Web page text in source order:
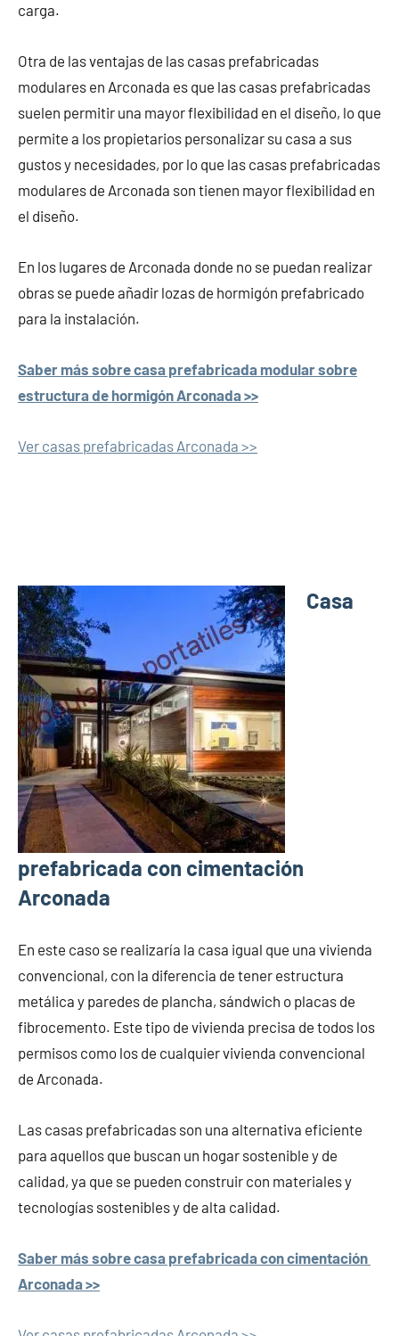
carga.
Otra de las ventajas de las casas prefabricadas
modulares en Arconada es que las casas prefabricadas
suelen permitir una mayor flexibilidad en el diseño, lo que
permite a los propietarios personalizar su casa a sus
gustos y necesidades, por lo que las casas prefabricadas
modulares de Arconada son tienen mayor flexibilidad en
el diseño.
En los lugares de Arconada donde no se puedan realizar
obras se puede añadir lozas de hormigón prefabricado
para la instalación.
Saber más sobre casa prefabricada modular sobre
estructura de hormigón Arconada >>
Ver casas prefabricadas Arconada >>
Casa
prefabricada con cimentación
Arconada
En este caso se realizaría la casa igual que una vivienda
convencional, con la diferencia de tener estructura
metálica y paredes de plancha, sándwich o placas de
fibrocemento. Este tipo de vivienda precisa de todos los
permisos como los de cualquier vivienda convencional
de Arconada.
Las casas prefabricadas son una alternativa eficiente
para aquellos que buscan un hogar sostenible y de
calidad, ya que se pueden construir con materiales y
tecnologías sostenibles y de alta calidad.
Saber más sobre casa prefabricada con cimentación
Arconada >>